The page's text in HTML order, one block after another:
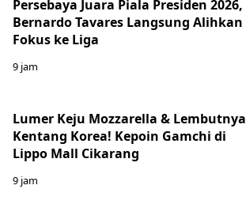
Persebaya Juara Piala Presiden 2026,
Bernardo Tavares Langsung Alihkan
Fokus ke Liga
9 jam
Lumer Keju Mozzarella & Lembutnya
Kentang Korea! Kepoin Gamchi di
Lippo Mall Cikarang
9 jam